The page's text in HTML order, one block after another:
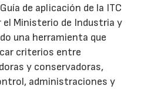
de aplicación de la ITC
el Ministerio de Industria y
una herramienta que
criterios entre
y conservadoras,
administraciones y